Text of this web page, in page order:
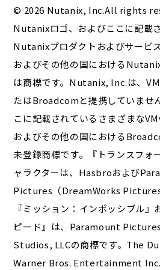
© 2026 Nutanix, Inc.All rights
Nutanixロゴ、およびここに記載
Nutanixプロダクトおよびサービ
およびその他の国における
は商標です。Nutanix, Inc.は、
たはBroadcomと提携していませ
こに記載されているさまざまな
およびその他の国における
未登録商標です。『トランスフォ
ャラクターは、Hasbroおよび
Pictures（DreamWorks Pictures
『ミッション：インポッシブル』
ピード』は、Paramount
Studios, LLCの商標です。The
Warner Bros. Entertainment Inc.